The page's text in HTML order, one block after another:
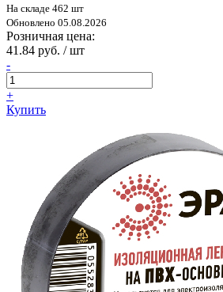
На складе 462 шт
Обновлено 05.08.2026
Розничная цена:
41.84 руб. / шт
-
+
Купить